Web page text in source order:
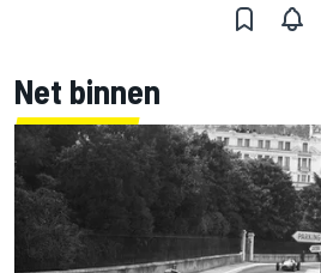
Net binnen